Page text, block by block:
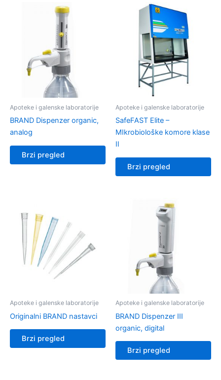
Apoteke i galenske laboratorije
BRAND Dispenzer organic,
analog
Brzi pregled
Apoteke i galenske laboratorije
SafeFAST Elite –
MIkrobiološke komore klase
II
Brzi pregled
Apoteke i galenske laboratorije
Originalni BRAND nastavci
Brzi pregled
Apoteke i galenske laboratorije
BRAND Dispenzer III
organic, digital
Brzi pregled